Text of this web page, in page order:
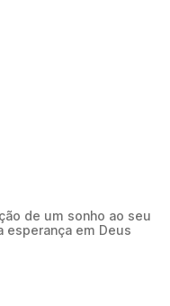
de um sonho ao seu
esperança em Deus